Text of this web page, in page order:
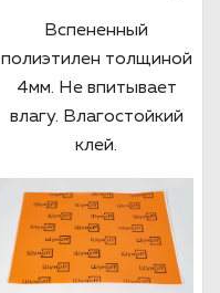
Вспененный
полиэтилен толщиной
4мм. Не впитывает
влагу. Влагостойкий
клей.